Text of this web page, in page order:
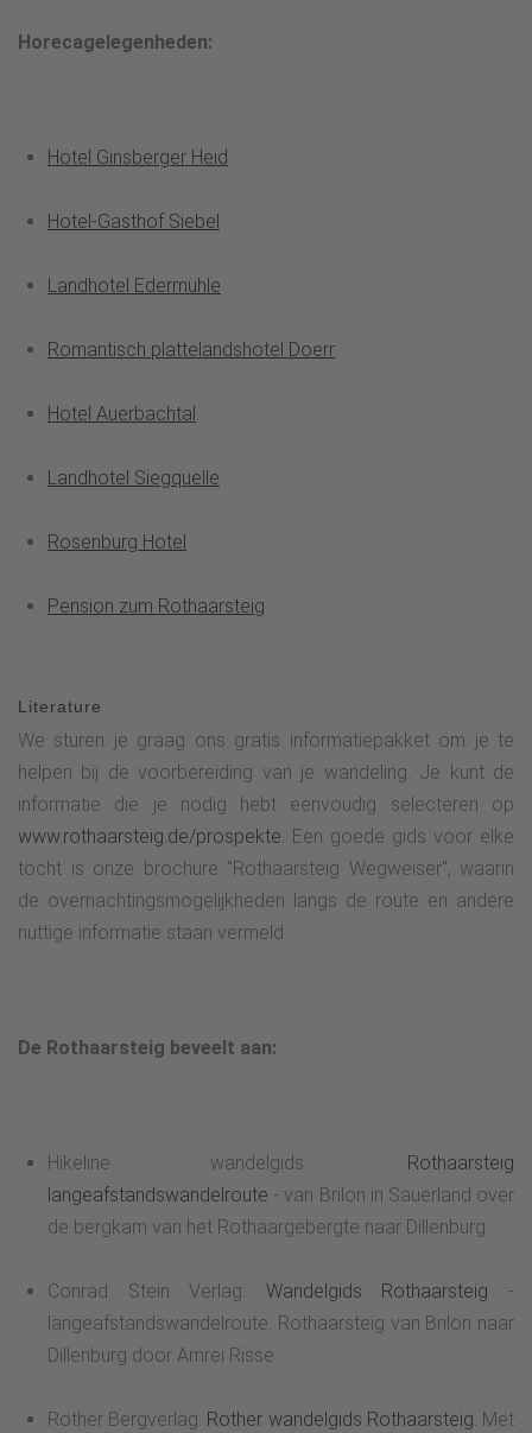
Horecagelegenheden:
Hotel Ginsberger Heid
Hotel-Gasthof Siebel
Landhotel Edermühle
Romantisch plattelandshotel Doerr
Hotel Auerbachtal
Landhotel Siegquelle
Rosenburg Hotel
Pension zum Rothaarsteig
Literature
We sturen je graag ons gratis informatiepakket om je te
helpen bij de voorbereiding van je wandeling. Je kunt de
informatie die je nodig hebt eenvoudig selecteren op
www.rothaarsteig.de/prospekte. Een goede gids voor elke
tocht is onze brochure "Rothaarsteig Wegweiser", waarin
de overnachtingsmogelijkheden langs de route en andere
nuttige informatie staan vermeld.
De Rothaarsteig beveelt aan:
Hikeline wandelgids:
Rothaarsteig
langeafstandswandelroute - van Brilon in Sauerland over
de bergkam van het Rothaargebergte naar Dillenburg.
Conrad Stein Verlag: Wandelgids Rothaarsteig -
langeafstandswandelroute. Rothaarsteig van Brilon naar
Dillenburg door Amrei Risse
Rother Bergverlag: Rother wandelgids Rothaarsteig. Met